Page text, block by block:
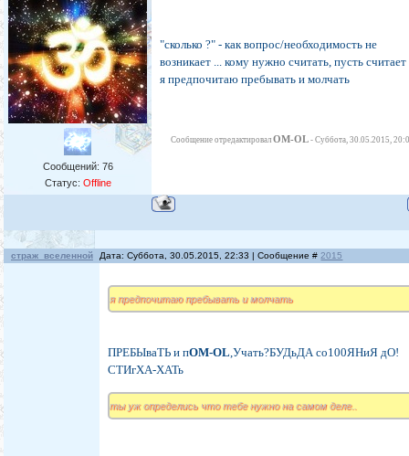
Сообщений: 76
Статус: Offline
"сколько ?" - как вопрос/необходимость не
возникает ... кому нужно считать, пусть считает
я предпочитаю пребывать и молчать
Сообщение отредактировалOM-OL -Суббота, 30.05.2015,
страж_вселенной Дата: Суббота, 30.05.2015, 22:33 | Сообщение #2015
я предпочитаю пребывать и молчать
ПРЕБЫваТЬ и пOM-OL,Учать?БУДьДА со100ЯНиЯ дО!
СТИгХА-ХАТь
ты уж определись что тебе нужно на самом деле..